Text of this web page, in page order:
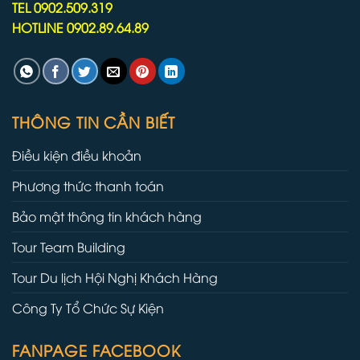
TEL 0902.509.319
HOTLINE 0902.89.64.89
THÔNG TIN CẦN BIẾT
Điều kiện điều khoản
Phương thức thanh toán
Bảo mật thông tin khách hàng
Tour Team Building
Tour Du lịch Hội Nghị Khách Hàng
Công Ty Tổ Chức Sự Kiện
FANPAGE FACEBOOK